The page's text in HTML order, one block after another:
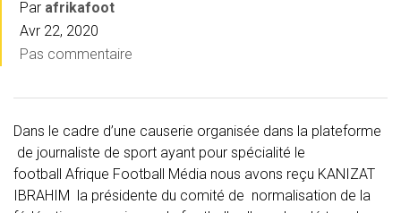
Par afrikafoot
Avr 22, 2020
Pas commentaire
Dans le cadre d’une causerie organisée dans la plateforme
de journaliste de sport ayant pour spécialité le
football Afrique Football Média nous avons reçu KANIZAT
IBRAHIM la présidente du comité de normalisation de la